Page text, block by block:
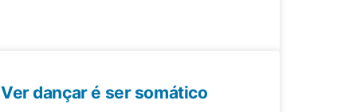
Ver dançar é ser somático